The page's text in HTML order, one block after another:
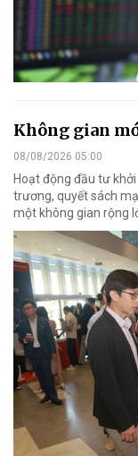
Không gian
08/08/2026 05:00
Hoạt động đầu tư
trương, quyết sách
một không gian rộng